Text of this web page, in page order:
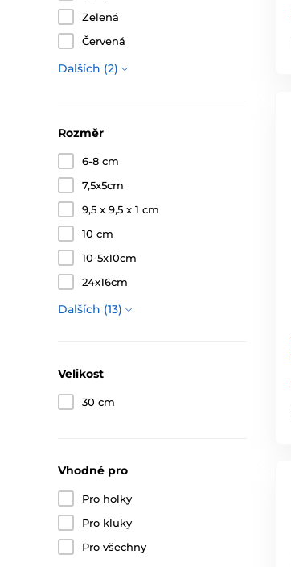
Zelená
Červená
Dalších (2)
Rozměr
6-8 cm
7,5x5cm
9,5 x 9,5 x 1 cm
10 cm
10-5x10cm
24x16cm
Dalších (13)
Velikost
30 cm
Vhodné pro
Pro holky
Pro kluky
Pro všechny